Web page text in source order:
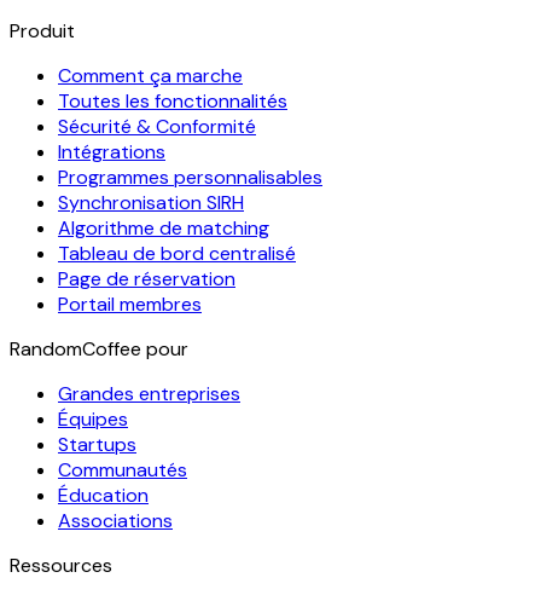
Produit
Comment ça marche
Toutes les fonctionnalités
Sécurité & Conformité
Intégrations
Programmes personnalisables
Synchronisation SIRH
Algorithme de matching
Tableau de bord centralisé
Page de réservation
Portail membres
RandomCoffee pour
Grandes entreprises
Équipes
Startups
Communautés
Éducation
Associations
Ressources